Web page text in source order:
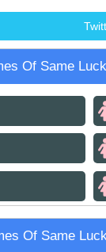
Of Same
Of Same